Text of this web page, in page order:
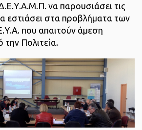
να παρουσιάσει τις
εστιάσει στα προβλήματα των
που απαιτούν άμεση
την Πολιτεία.